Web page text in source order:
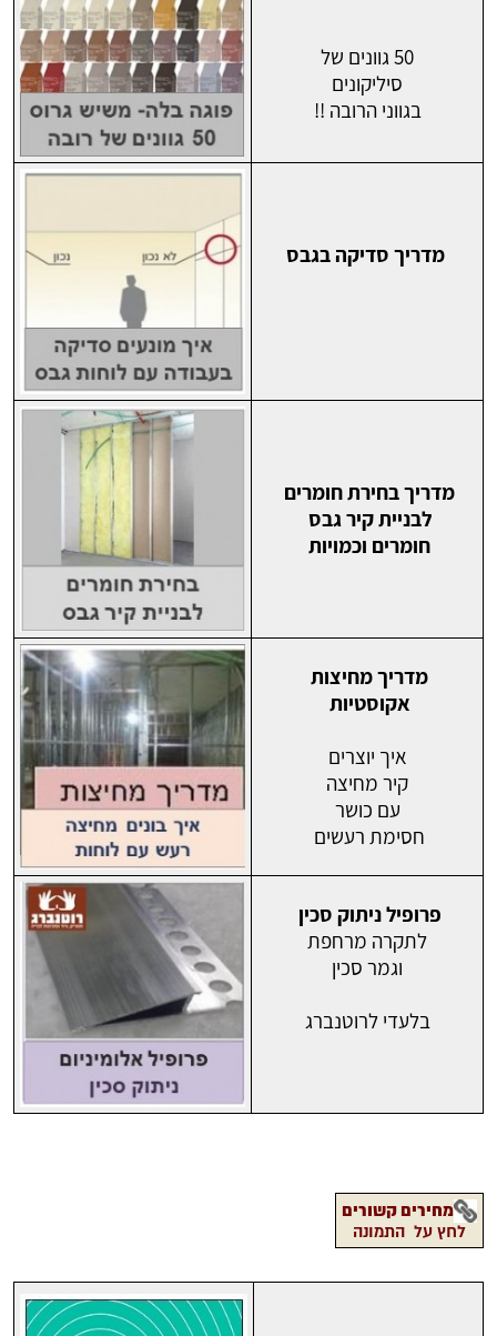
50 גוונים של
סיליקונים
בגווני הרובה !!
מדריך סדיקה בגבס
מדריך בחירת חומרים
לבניית קיר גבס
חומרים וכמויות
מדריך מחיצות
אקוסטיות
איך יוצרים
קיר מחיצה
עם כושר
חסימת רעשים
פרופיל ניתוק סכין
לתקרה מרחפת
וגמר סכין
בלעדי לרוטנברג
מחירים קשורים
לחץ על התמונה